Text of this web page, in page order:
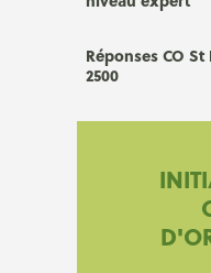
Réponses CO
2500